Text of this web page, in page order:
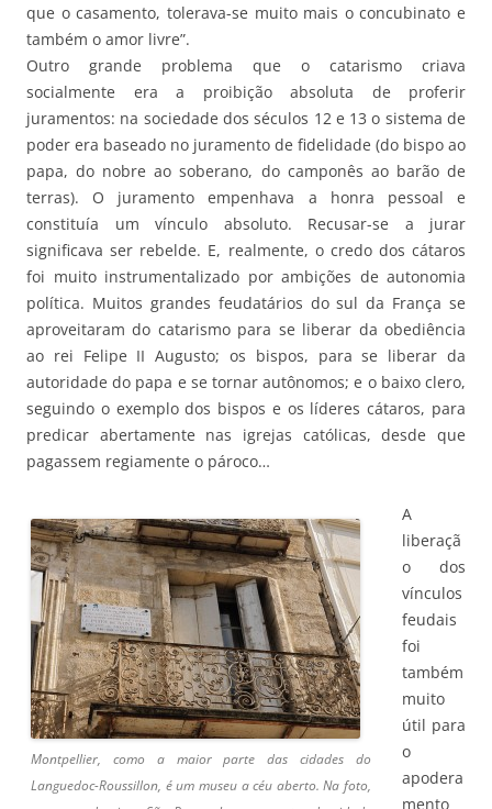
que o casamento, tolerava-se muito mais o concubinato e
também o amor livre”.
Outro grande problema que o catarismo criava
socialmente era a proibição absoluta de proferir
juramentos: na sociedade dos séculos 12 e 13 o sistema de
poder era baseado no juramento de fidelidade (do bispo ao
papa, do nobre ao soberano, do camponês ao barão de
terras). O juramento empenhava a honra pessoal e
constituía um vínculo absoluto. Recusar-se a jurar
significava ser rebelde. E, realmente, o credo dos cátaros
foi muito instrumentalizado por ambições de autonomia
política. Muitos grandes feudatários do sul da França se
aproveitaram do catarismo para se liberar da obediência
ao rei Felipe II Augusto; os bispos, para se liberar da
autoridade do papa e se tornar autônomos; e o baixo clero,
seguindo o exemplo dos bispos e os líderes cátaros, para
predicar abertamente nas igrejas católicas, desde que
pagassem regiamente o pároco…
Montpellier, como a maior parte das cidades do
Languedoc-Roussillon, é um museu a céu aberto. Na foto,
A
liberaçã
o dos
vínculos
feudais
foi
também
muito
útil para
o
apodera
mento